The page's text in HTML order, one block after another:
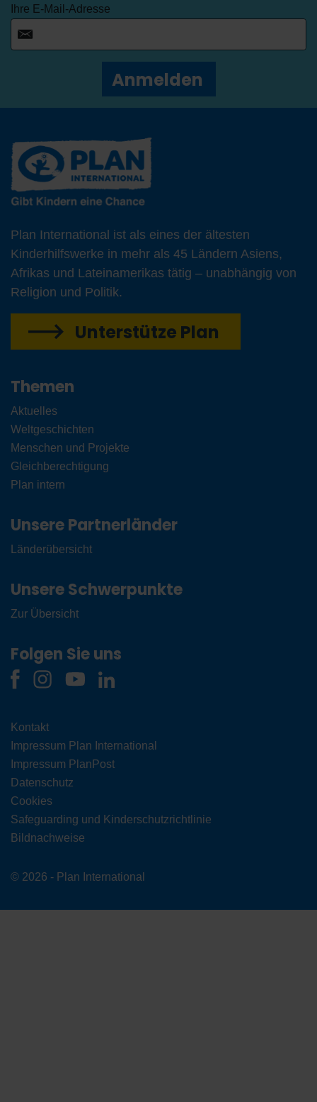
Ihre E-Mail-Adresse
Anmelden
Plan International ist als eines der ältesten
Kinderhilfswerke in mehr als 45 Ländern Asiens,
Afrikas und Lateinamerikas tätig – unabhängig von
Religion und Politik.
Unterstütze Plan
Themen
Aktuelles
Weltgeschichten
Menschen und Projekte
Gleichberechtigung
Plan intern
Unsere Partnerländer
Länderübersicht
Unsere Schwerpunkte
Zur Übersicht
Folgen Sie uns
Kontakt
Impressum Plan International
Impressum PlanPost
Datenschutz
Cookies
Safeguarding und Kinderschutzrichtlinie
Bildnachweise
© 2026 - Plan International